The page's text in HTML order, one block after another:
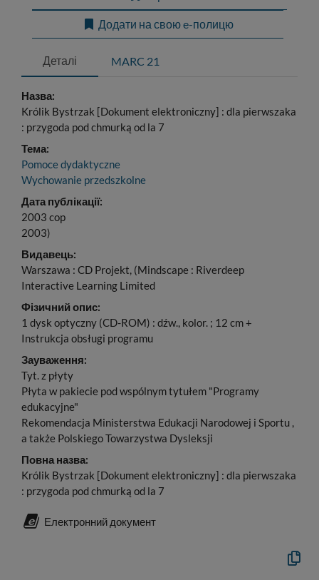
Додати на свою e-полицю
Деталі MARC 21
Назва:
Królik Bystrzak [Dokument elektroniczny] : dla pierwszaka
: przygoda pod chmurką od la 7
Тема:
Pomoce dydaktyczne
Wychowanie przedszkolne
Дата публікації:
2003 cop
2003)
Видавець:
Warszawa : CD Projekt, (Mindscape : Riverdeep
Interactive Learning Limited
Фізичний опис:
1 dysk optyczny (CD-ROM) : dźw., kolor. ; 12 cm +
Instrukcja obsługi programu
Зауваження:
Tyt. z płyty
Płyta w pakiecie pod wspólnym tytułem "Programy
edukacyjne"
Rekomendacja Ministerstwa Edukacji Narodowej i Sportu ,
a także Polskiego Towarzystwa Dysleksji
Повна назва:
Królik Bystrzak [Dokument elektroniczny] : dla pierwszaka
: przygoda pod chmurką od la 7
Електронний документ